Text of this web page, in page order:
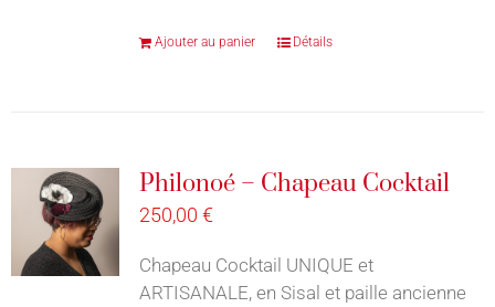
Ajouter au panier Détails
Philonoé – Chapeau Cocktail
250,00 €
Chapeau Cocktail UNIQUE et
ARTISANALE, en Sisal et paille ancienne